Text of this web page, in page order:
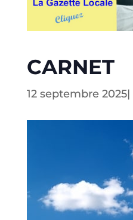
CARNET
12 septembre 2025|